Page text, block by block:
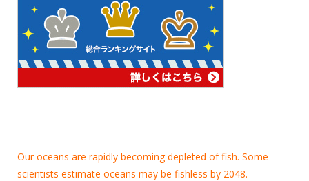
Our oceans are rapidly becoming depleted of fish. Some
scientists estimate oceans may be fishless by 2048.